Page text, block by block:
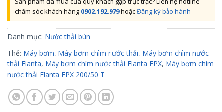
chăm sóc khách hàng 0902.192.979hoặcĐăng ký bảo hành
Danh mục: Nước thải bùn
Thẻ: Máy bơm, Máy bơm chìm nước thải, Máy bơm chìm nước
thải Elanta, Máy bơm chìm nước thải Elanta FPX, Máy bơm chìm
nước thải Elanta FPX 200/50 T